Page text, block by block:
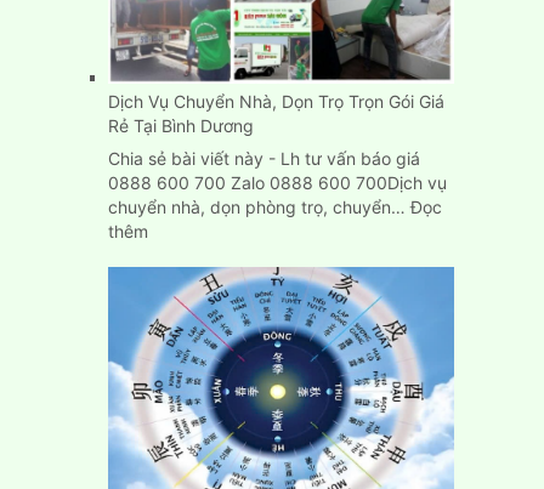
Dịch Vụ Chuyển Nhà, Dọn Trọ Trọn Gói Giá
Rẻ Tại Bình Dương
Chia sẻ bài viết này - Lh tư vấn báo giá
0888 600 700 Zalo 0888 600 700Dịch vụ
chuyển nhà, dọn phòng trọ, chuyển…Đọc
thêm:
Chuyển
Nhà,
Dọn
Trọ
Trọn
Gói
Giá
Rẻ